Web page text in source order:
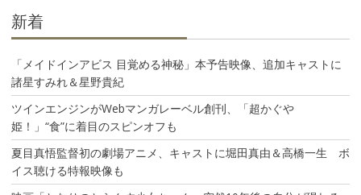
新着
「メイドインアビス 目覚める神秘」本予告映像、追加キャストに
諸星すみれ＆星野貴紀
ツインエンジンがWebマンガレーベル創刊、「超かぐや
姫！」“食”に着目のスピンオフも
夏目真悟監督初の劇場アニメ、キャストに堀田真由＆高橋一生 ボ
イス聴ける特報映像も